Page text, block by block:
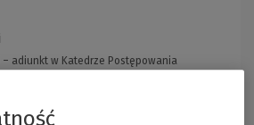
– adiunkt w Katedrze Postępowania